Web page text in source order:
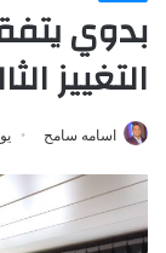
بدوي
التغييز
اسامه سامح